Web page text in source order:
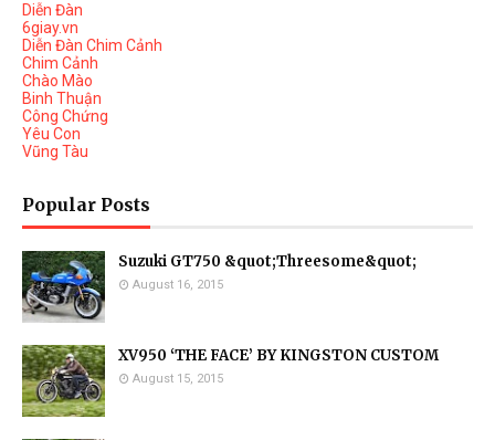
Diễn Đàn
6giay.vn
Diễn Đàn Chim Cảnh
Chim Cảnh
Chào Mào
Binh Thuận
Công Chứng
Yêu Con
Vũng Tàu
Popular Posts
Suzuki GT750 &quot;Threesome&quot;
August 16, 2015
XV950 ‘THE FACE’ BY KINGSTON CUSTOM
August 15, 2015